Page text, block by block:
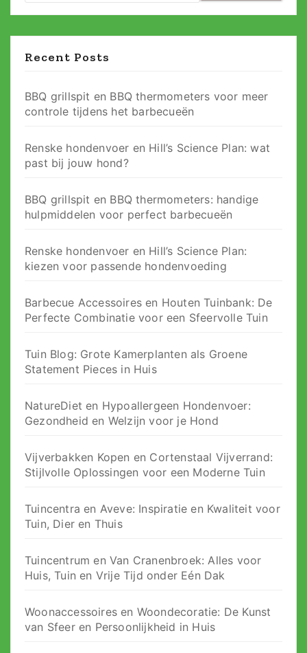
Recent Posts
BBQ grillspit en BBQ thermometers voor meer
controle tijdens het barbecueën
Renske hondenvoer en Hill’s Science Plan: wat
past bij jouw hond?
BBQ grillspit en BBQ thermometers: handige
hulpmiddelen voor perfect barbecueën
Renske hondenvoer en Hill’s Science Plan:
kiezen voor passende hondenvoeding
Barbecue Accessoires en Houten Tuinbank: De
Perfecte Combinatie voor een Sfeervolle Tuin
Tuin Blog: Grote Kamerplanten als Groene
Statement Pieces in Huis
NatureDiet en Hypoallergeen Hondenvoer:
Gezondheid en Welzijn voor je Hond
Vijverbakken Kopen en Cortenstaal Vijverrand:
Stijlvolle Oplossingen voor een Moderne Tuin
Tuincentra en Aveve: Inspiratie en Kwaliteit voor
Tuin, Dier en Thuis
Tuincentrum en Van Cranenbroek: Alles voor
Huis, Tuin en Vrije Tijd onder Eén Dak
Woonaccessoires en Woondecoratie: De Kunst
van Sfeer en Persoonlijkheid in Huis